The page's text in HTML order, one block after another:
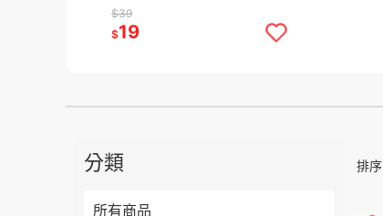
毛巾 化妝棉 紙巾 擦臉巾 拋棄式
卸妝巾【C297】
$39
$19
分類
所有商品
排序